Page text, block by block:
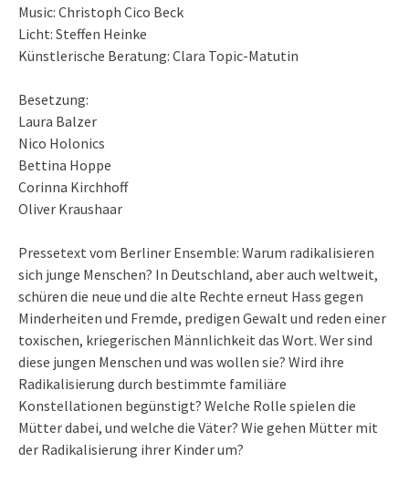
Music: Christoph Cico Beck
Licht: Steffen Heinke
Künstlerische Beratung: Clara Topic-Matutin
Besetzung:
Laura Balzer
Nico Holonics
Bettina Hoppe
Corinna Kirchhoff
Oliver Kraushaar
Pressetext vom Berliner Ensemble: Warum radikalisieren
sich junge Menschen? In Deutschland, aber auch weltweit,
schüren die neue und die alte Rechte erneut Hass gegen
Minderheiten und Fremde, predigen Gewalt und reden einer
toxischen, kriegerischen Männlichkeit das Wort. Wer sind
diese jungen Menschen und was wollen sie? Wird ihre
Radikalisierung durch bestimmte familiäre
Konstellationen begünstigt? Welche Rolle spielen die
Mütter dabei, und welche die Väter? Wie gehen Mütter mit
der Radikalisierung ihrer Kinder um?